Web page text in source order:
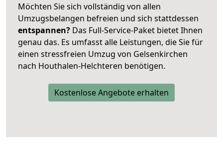
Möchten Sie sich vollständig von allen
Umzugsbelangen befreien und sich stattdessen
entspannen? Das Full-Service-Paket bietet Ihnen
genau das. Es umfasst alle Leistungen, die Sie für
einen stressfreien Umzug von Gelsenkirchen
nach Houthalen-Helchteren benötigen.
Kostenlose Angebote erhalten